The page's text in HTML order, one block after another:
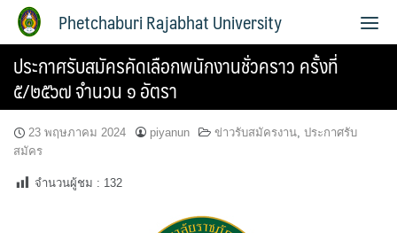
Phetchaburi Rajabhat University
ประกาศรับสมัครคัดเลือกพนักงานชั่วคราว ครั้งที่
๕/๒๕๖๗ จำนวน ๑ อัตรา
23 พฤษภาคม 2024 piyanun ข่าวรับสมัครงาน, ประกาศรับ
สมัคร
จำนวนผู้ชม : 132